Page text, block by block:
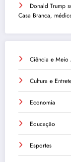
Donald Trump
Casa Branca,
Ciência e Meio
Cultura e
Economia
Educação
Esportes